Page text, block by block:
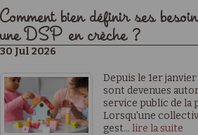
Comment bien définir ses
une DSP en crèche ?
30 Jul 2026
Depuis le 1er
sont devenues
service public de la
Lorsqu'une
gest... lire la suite